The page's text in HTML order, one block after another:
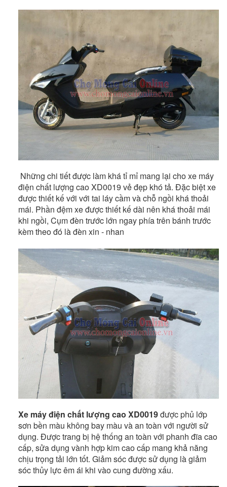
Những chi tiết được làm khá tỉ mỉ mang lại cho xe máy
điện chất lượng cao XD0019 vẻ đẹp khó tả. Đặc biệt xe
được thiết kế với với tai láy cầm và chỗ ngồi khá thoải
mái. Phần đệm xe được thiết kế dài nên khá thoải mái
khi ngồi, Cụm đèn trước lớn ngay phía trên bánh trước
kèm theo đó là đèn xin - nhan
Xe máy điện chất lượng cao XD0019được phủ lớp
sơn bền màu không bay màu và an toàn với người sử
dụng. Được trang bị hệ thống an toàn với phanh đĩa cao
cấp, sửa dụng vành hợp kim cao cấp mang khả năng
chịu trọng tải lớn tốt. Giảm sóc được sử dụng là giảm
sóc thủy lực êm ái khi vào cung đường xấu.